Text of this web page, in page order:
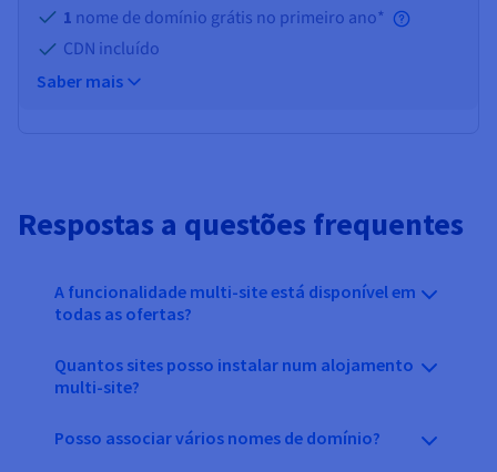
1 nome de domínio grátis no primeiro ano*
CDN incluído
Saber mais
Respostas a questões frequentes
A funcionalidade multi-site está disponível em
todas as ofertas?
Quantos sites posso instalar num alojamento
multi-site?
Posso associar vários nomes de domínio?